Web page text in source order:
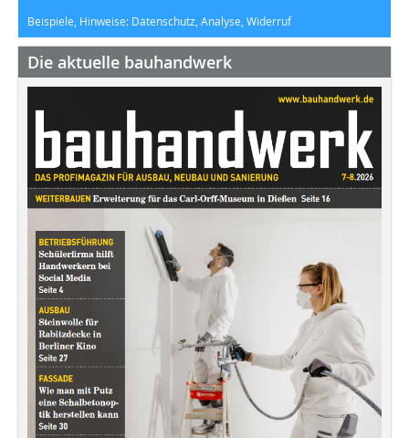
Beispiele, Hinweise: Datenschutz, Analyse, Widerruf
Die aktuelle bauhandwerk